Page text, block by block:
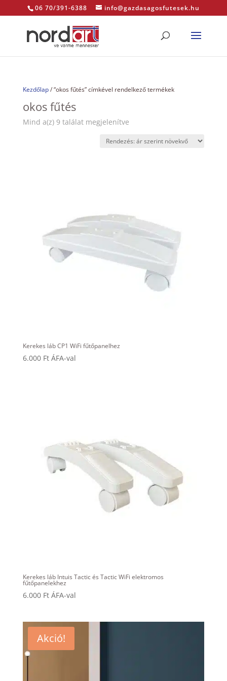
06 70/391-6388 info@gazdasagosfutesek.hu
Kezdőlap/ “okos fűtés” címkével rendelkező termékek
okos fűtés
Mind a(z) 9 találat megjelenítveSorted
price:
Kerekes láb CP1 WiFi fűtőpanelhez
6.000 Ft ÁFA-val
Kerekes láb Intuis Tactic és Tactic WiFi elektromos
fűtőpanelekhez
6.000 Ft ÁFA-val
Akció!